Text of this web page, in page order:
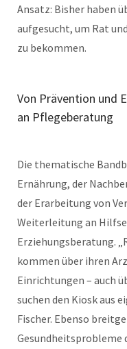
Ansatz: Bisher haben
aufgesucht, um Rat
zu bekommen.
Von Prävention und
an Pflegeberatung
Die thematische
Ernährung, der
der Erarbeitung von
Weiterleitung an
Erziehungsberatung.
kommen über ihren
Einrichtungen – auch
suchen den Kiosk aus
Fischer. Ebenso
Gesundheitsprobleme